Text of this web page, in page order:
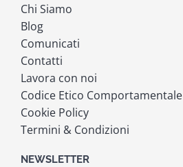
Chi Siamo
Blog
Comunicati
Contatti
Lavora con noi
Codice Etico Comportamentale
Cookie Policy
Termini & Condizioni
NEWSLETTER